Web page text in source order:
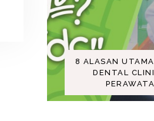
8 ALASAN
DENTAL